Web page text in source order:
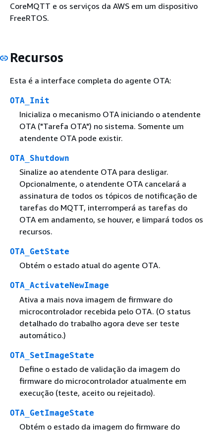
CoreMQTT e os serviços da AWS em um dispositivo
FreeRTOS.
Recursos
Esta é a interface completa do agente OTA:
OTA_Init
Inicializa o mecanismo OTA iniciando o atendente
OTA ("Tarefa OTA") no sistema. Somente um
atendente OTA pode existir.
OTA_Shutdown
Sinalize ao atendente OTA para desligar.
Opcionalmente, o atendente OTA cancelará a
assinatura de todos os tópicos de notificação de
tarefas do MQTT, interromperá as tarefas do
OTA em andamento, se houver, e limpará todos os
recursos.
OTA_GetState
Obtém o estado atual do agente OTA.
OTA_ActivateNewImage
Ativa a mais nova imagem de firmware do
microcontrolador recebida pelo OTA. (O status
detalhado do trabalho agora deve ser teste
automático.)
OTA_SetImageState
Define o estado de validação da imagem do
firmware do microcontrolador atualmente em
execução (teste, aceito ou rejeitado).
OTA_GetImageState
Obtém o estado da imagem do firmware do